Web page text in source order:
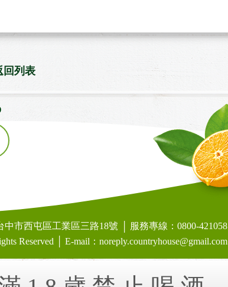
回列表
中市西屯區工業區三路18號
服務專線：0800-421058
Reserved │ E-mail：noreply.countryhouse@gmail.com